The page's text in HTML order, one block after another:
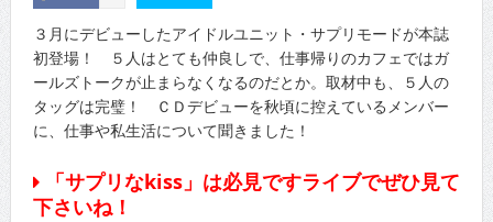
３月にデビューしたアイドルユニット・サプリモードが本誌
初登場！ ５人はとても仲良しで、仕事帰りのカフェではガ
ールズトークが止まらなくなるのだとか。取材中も、５人の
タッグは完璧！ ＣＤデビューを秋頃に控えているメンバー
に、仕事や私生活について聞きました！
「サプリなkiss」は必見ですライブでぜひ見て
下さいね！